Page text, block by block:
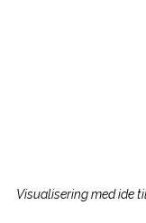
Visualisering med ide